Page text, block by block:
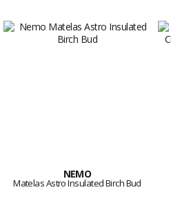
NEMO
Matelas Astro Insulated Birch Bud